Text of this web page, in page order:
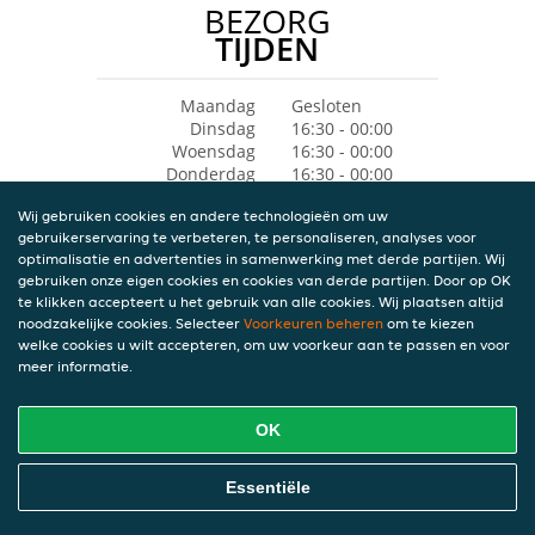
BEZORG
TIJDEN
Maandag
Gesloten
Dinsdag
16:30 - 00:00
Woensdag
16:30 - 00:00
Donderdag
16:30 - 00:00
Zaterdag
16:30 - 02:00
Zondag
16:30 - 00:00
Wij gebruiken cookies en andere technologieën om uw
gebruikerservaring te verbeteren, te personaliseren, analyses voor
optimalisatie en advertenties in samenwerking met derde partijen. Wij
gebruiken onze eigen cookies en cookies van derde partijen. Door op OK
te klikken accepteert u het gebruik van alle cookies. Wij plaatsen altijd
noodzakelijke cookies. Selecteer Voorkeuren beheren om te kiezen
welke cookies u wilt accepteren, om uw voorkeur aan te passen en voor
meer informatie.
OK
Essentiële